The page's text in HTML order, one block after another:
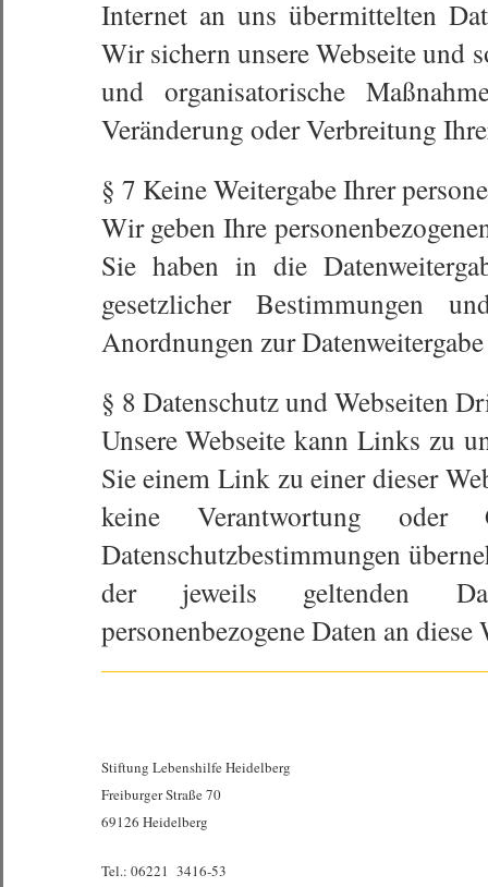
Internet an uns übermittelten
Wir sichern unsere Webseite und
und organisatorische
Veränderung oder Verbreitung
§ 7 Keine Weitergabe Ihrer
Wir geben Ihre
Sie haben in die
gesetzlicher Bestimmungen
Anordnungen zur
§ 8 Datenschutz und Webseiten
Unsere Webseite kann Links zu
Sie einem Link zu einer dieser
keine Verantwortung
Datenschutzbestimmungen
der jeweils geltenden
personenbezogene Daten an
Stiftung Lebenshilfe Heidelberg
Freiburger Straße 70
69126 Heidelberg
Tel.: 06221 3416-53